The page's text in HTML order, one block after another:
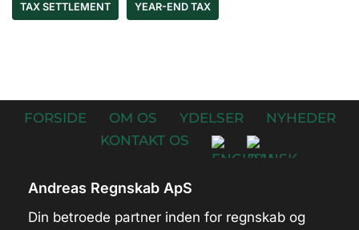
TAX SETTLEMENT YEAR-END TAX
FORSIDE OM OS YDELSER
NYHEDER
KONTAKT OS
Andreas Regnskab ApS
Din betroede partner inden for regnskab og